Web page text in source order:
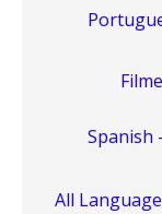
Spanish
All